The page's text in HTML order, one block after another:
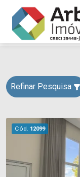
Refinar Pesquisa
Cód. 12099